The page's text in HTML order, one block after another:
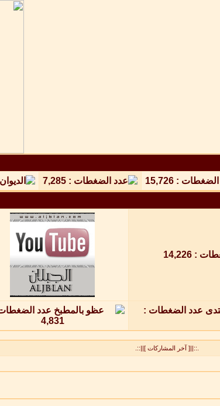
.::||[ آخر المشاركات ]||::.